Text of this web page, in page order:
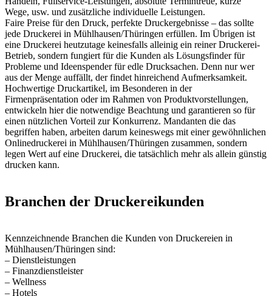
Wege, usw. und zusätzliche individuelle Leistungen.
Faire Preise für den Druck, perfekte Druckergebnisse – das sollte
jede Druckerei in Mühlhausen/Thüringen erfüllen. Im Übrigen ist
eine Druckerei heutzutage keinesfalls alleinig ein reiner Druckerei-
Betrieb, sondern fungiert für die Kunden als Lösungsfinder für
Probleme und Ideenspender für edle Drucksachen. Denn nur wer
aus der Menge auffällt, der findet hinreichend Aufmerksamkeit.
Hochwertige Druckartikel, im Besonderen in der
Firmenpräsentation oder im Rahmen von Produktvorstellungen,
entwickeln hier die notwendige Beachtung und garantieren so für
einen nützlichen Vorteil zur Konkurrenz. Mandanten die das
begriffen haben, arbeiten darum keineswegs mit einer gewöhnlichen
Onlinedruckerei in Mühlhausen/Thüringen zusammen, sondern
legen Wert auf eine Druckerei, die tatsächlich mehr als allein günstig
drucken kann.
Branchen der Druckereikunden
Kennzeichnende Branchen die Kunden von Druckereien in
Mühlhausen/Thüringen sind:
– Dienstleistungen
– Finanzdienstleister
– Wellness
– Hotels